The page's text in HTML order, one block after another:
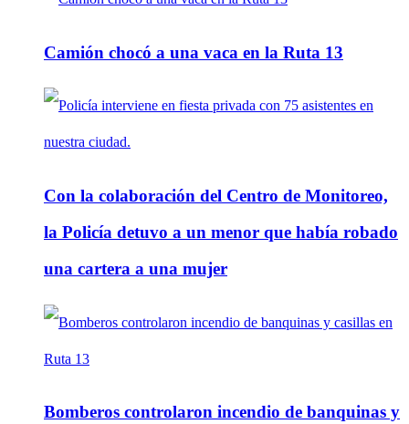
Camión chocó a una vaca en la Ruta 13
Con la colaboración del Centro de Monitoreo,
la Policía detuvo a un menor que había robado
una cartera a una mujer
Bomberos controlaron incendio de banquinas y